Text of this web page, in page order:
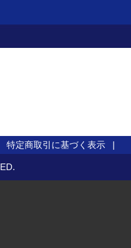
特定商取引に基づく表示